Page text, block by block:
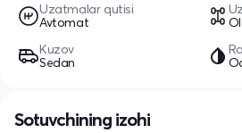
Uzatmalar qutisi
Avtomat
Kuzov
Sedan
Sotuvchining izohi